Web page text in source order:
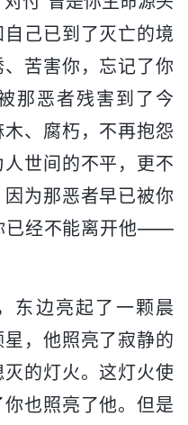
己已到了灭亡的境
苦害你，忘记了你
那恶者残害到了今
、腐朽，不再抱怨
世间的不平，更不
为那恶者早已被你
已经不能离开他——
东边亮起了一颗晨
，他照亮了寂静的
的灯火。这灯火使
也照亮了他。但是